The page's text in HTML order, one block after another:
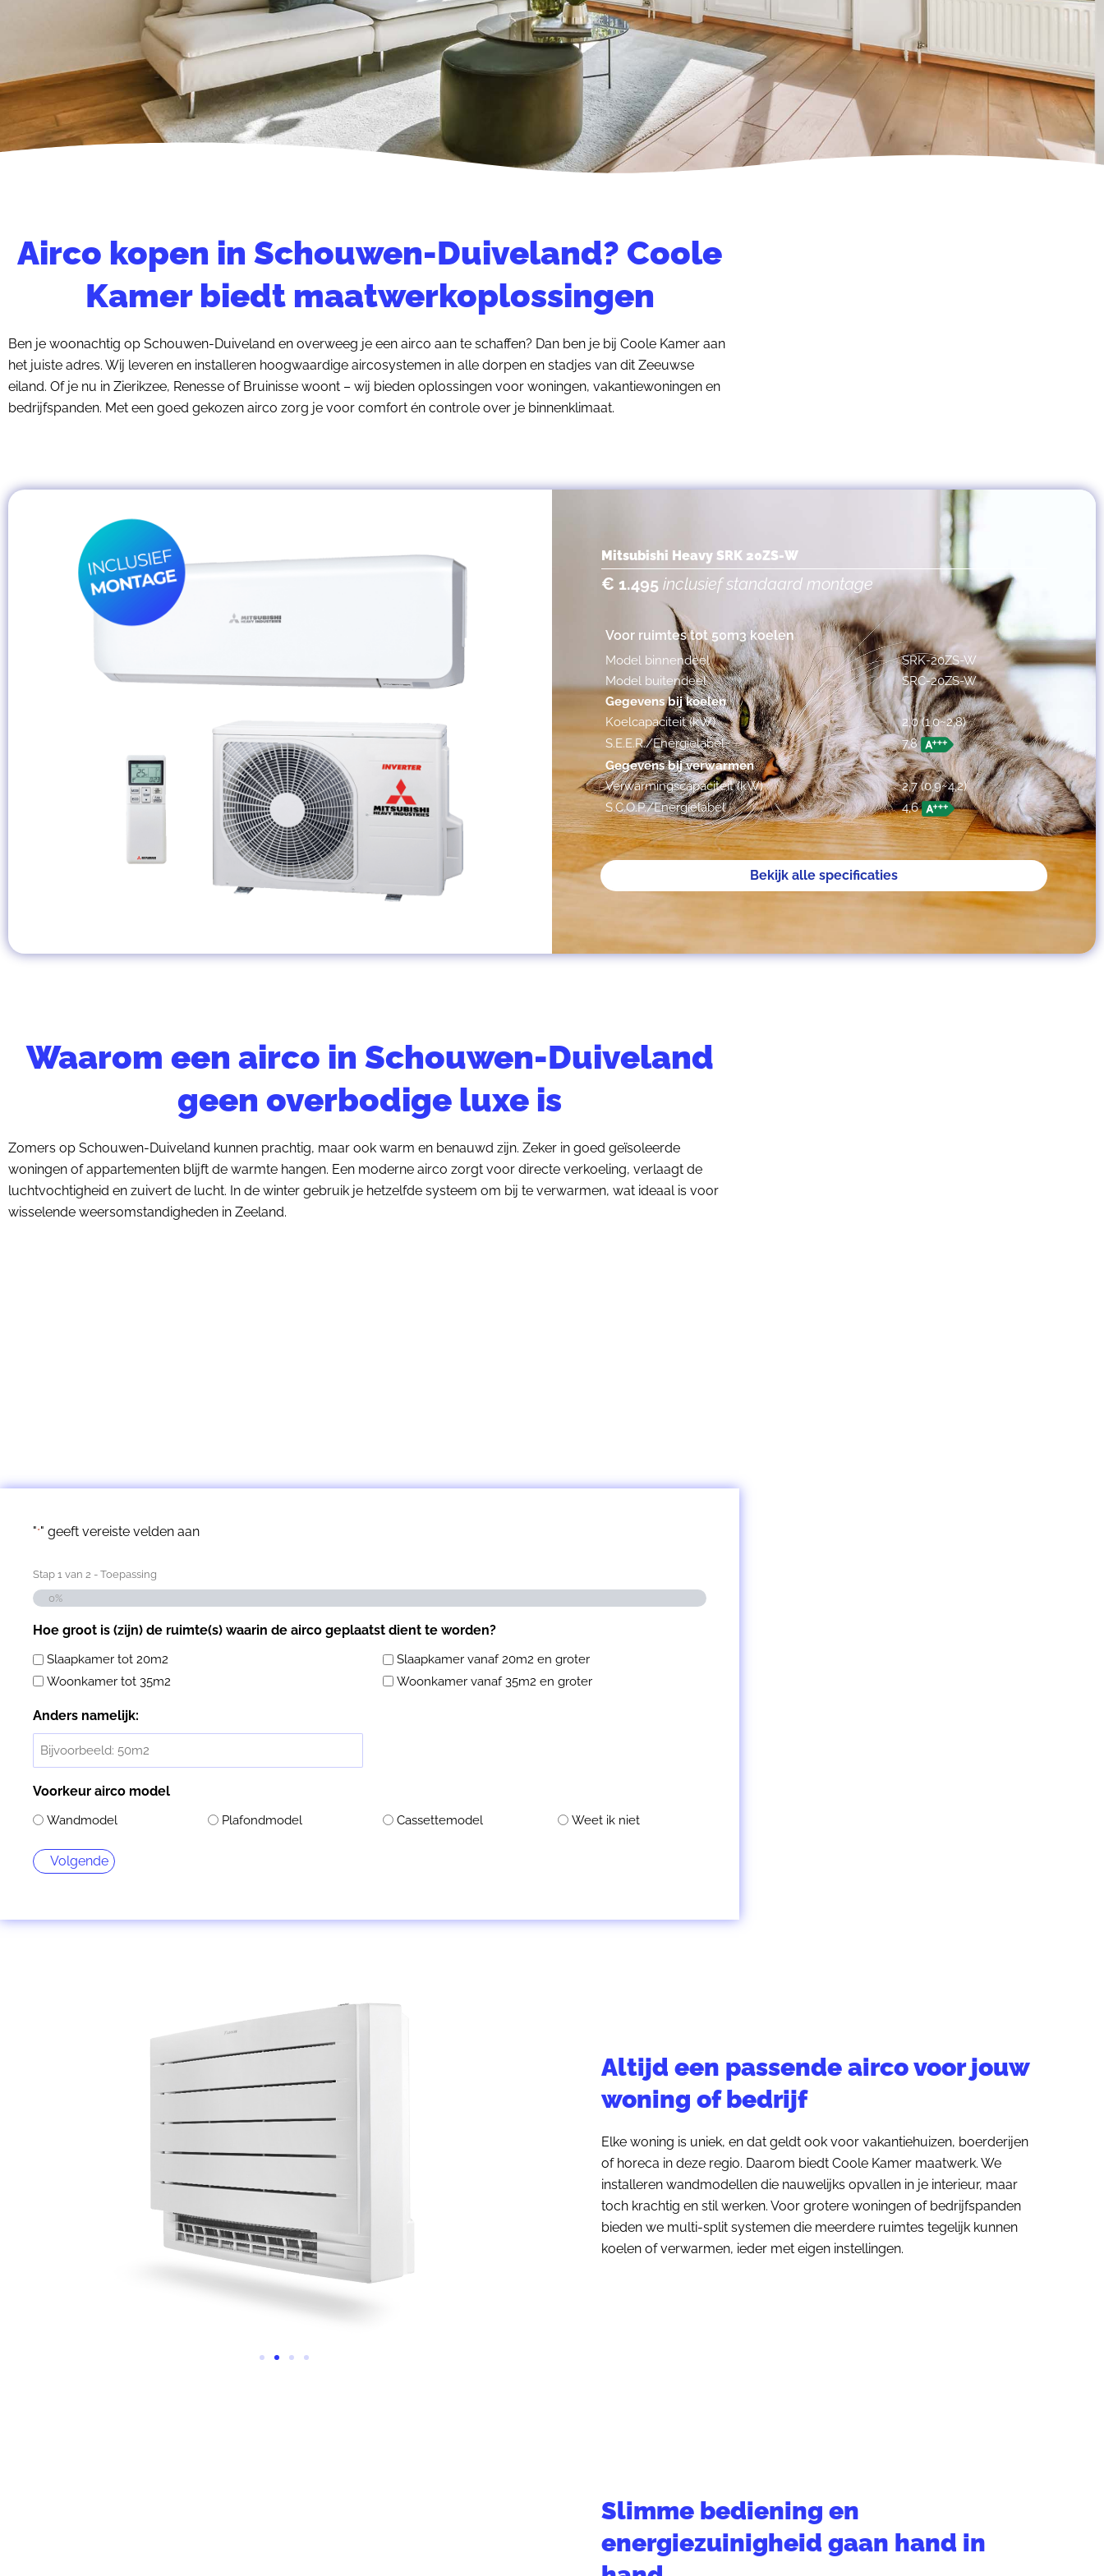
Airco kopen in Schouwen-Duiveland? Coole
Kamer biedt maatwerkoplossingen
Ben je woonachtig op Schouwen-Duiveland en overweeg je een airco aan te schaffen? Dan ben je bij Coole Kamer aan
het juiste adres. Wij leveren en installeren hoogwaardige aircosystemen in alle dorpen en stadjes van dit Zeeuwse
eiland. Of je nu in Zierikzee, Renesse of Bruinisse woont – wij bieden oplossingen voor woningen, vakantiewoningen en
bedrijfspanden. Met een goed gekozen airco zorg je voor comfort én controle over je binnenklimaat.
Mitsubishi Heavy SRK 20ZS-W
€ 1.495 inclusief standaard montage
Voor ruimtes tot 50m3 koelen
Model binnendeel
SRK-20ZS-W
Model buitendeel
SRC-20ZS-W
Gegevens bij koelen
Koelcapaciteit (kW)
2,0 (1,0~2,8)
S.E.E.R./Energielabel
7,8
Gegevens bij verwarmen
Verwarmingscapaciteit (kW)
2,7 (0,9~4,2)
S.C.O.P./Energielabel
4,6
Bekijk alle specificaties
Waarom een airco in Schouwen-Duiveland
geen overbodige luxe is
Zomers op Schouwen-Duiveland kunnen prachtig, maar ook warm en benauwd zijn. Zeker in goed geïsoleerde
woningen of appartementen blijft de warmte hangen. Een moderne airco zorgt voor directe verkoeling, verlaagt de
luchtvochtigheid en zuivert de lucht. In de winter gebruik je hetzelfde systeem om bij te verwarmen, wat ideaal is voor
wisselende weersomstandigheden in Zeeland.
"*" geeft vereiste velden aan
Stap 1 van 2 - Toepassing
0%
Hoe groot is (zijn) de ruimte(s) waarin de airco geplaatst dient te worden?
Slaapkamer tot 20m2
Slaapkamer vanaf 20m2 en groter
Woonkamer tot 35m2
Woonkamer vanaf 35m2 en groter
Anders namelijk:
Voorkeur airco model
Wandmodel Plafondmodel Cassettemodel Weet ik niet
Altijd een passende airco voor jouw
woning of bedrijf
Elke woning is uniek, en dat geldt ook voor vakantiehuizen, boerderijen
of horeca in deze regio. Daarom biedt Coole Kamer maatwerk. We
installeren wandmodellen die nauwelijks opvallen in je interieur, maar
toch krachtig en stil werken. Voor grotere woningen of bedrijfspanden
bieden we multi-split systemen die meerdere ruimtes tegelijk kunnen
koelen of verwarmen, ieder met eigen instellingen.
Slimme bediening en
energiezuinigheid gaan hand in